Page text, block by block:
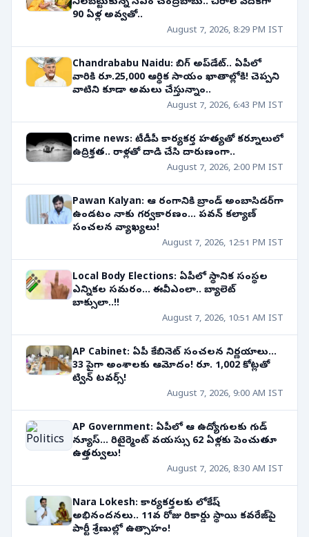
90 ఏళ్ల అవ్వతో..
August 7, 2026, 8:29 PM IST
Chandrababu Naidu: బిగ్ అప్‌డేట్.. ఏపీలో
వారికి రూ.25,000 ఆర్థిక సాయం ఖాతాల్లోకి! చెప్పని
వాటిని కూడా అమలు చేస్తున్నాం..
August 7, 2026, 6:43 PM IST
crime news: టీడీపీ కార్యకర్త హత్యతో కర్నూలులో
ఉద్రిక్తత.. రాళ్లతో దాడి చేసి దారుణంగా..
August 7, 2026, 2:00 PM IST
Pawan Kalyan: ఆ రంగానికి బ్రాండ్ అంబాసిడర్‌గా
ఉండటం నాకు గర్వకారణం... పవన్ కల్యాణ్
సంచలన వ్యాఖ్యలు!
August 7, 2026, 12:51 PM IST
Local Body Elections: ఏపీలో స్థానిక సంస్థల
ఎన్నికల సమరం... ఈవీఎంలా.. బ్యాలెట్
బాక్సులా..!!
August 7, 2026, 10:51 AM IST
AP Cabinet: ఏపీ కేబినెట్ సంచలన నిర్ణయాలు...
33 పైగా అంశాలకు ఆమోదం! రూ. 1,002 కోట్లతో
ట్విన్ టవర్స్!
August 7, 2026, 9:00 AM IST
AP Government: ఏపీలో ఆ ఉద్యోగులకు గుడ్
న్యూస్... రిటైర్మెంట్ వయస్సు 62 ఏళ్లకు పెంచుతూ
ఉత్తర్వులు!
August 7, 2026, 8:30 AM IST
Nara Lokesh: కార్యకర్తలకు లోకేష్
అభినందనలు.. 11వ రోజు రికార్డు స్థాయి కవరేజ్‌పై
పార్టీ శ్రేణుల్లో ఉత్సాహం!